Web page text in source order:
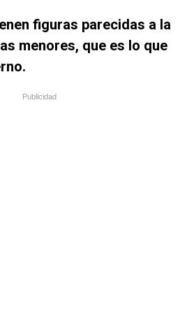
figuras parecidas a la
menores, que es lo que
Publicidad